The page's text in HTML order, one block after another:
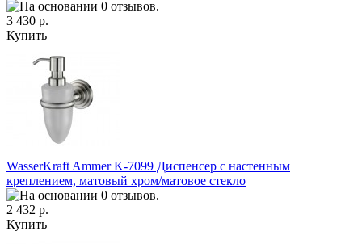
3 430 р.
Купить
WasserKraft Ammer K-7099 Диспенсер с настенным
креплением, матовый хром/матовое стекло
2 432 р.
Купить